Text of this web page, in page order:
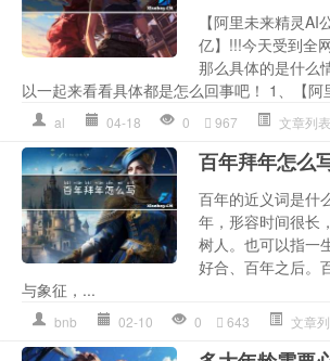
【阿里未来精灵AI
亿】!!!今天受到全
那么具体的是什么
以一起来看看具体都是怎么回事吧！ 1、【阿
al 04-18 0 967 文章列表
百年拜年怎么
百年的近义词是什
年，形容时间很长
树人。也可以指一
好合、百年之后。
与象征，...
bnb 02-10 0 643 文章